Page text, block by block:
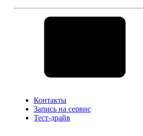
Контакты
Запись на сервис
Тест-драйв